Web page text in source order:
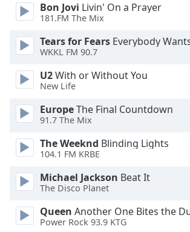
Background
Color
Area
Background
Opacity
Bon Jovi Livin' On a Prayer
181.FM The Mix
Tears for Fears Everybody Wants
WKKL FM 90.7
U2With or Without You
New Life
EuropeThe Final Countdown
91.7 The Mix
The Weeknd Blinding Lights
104.1 FM KRBE
Michael Jackson Beat It
The Disco Planet
Queen Another One Bites the
Power Rock 93.9 KTG